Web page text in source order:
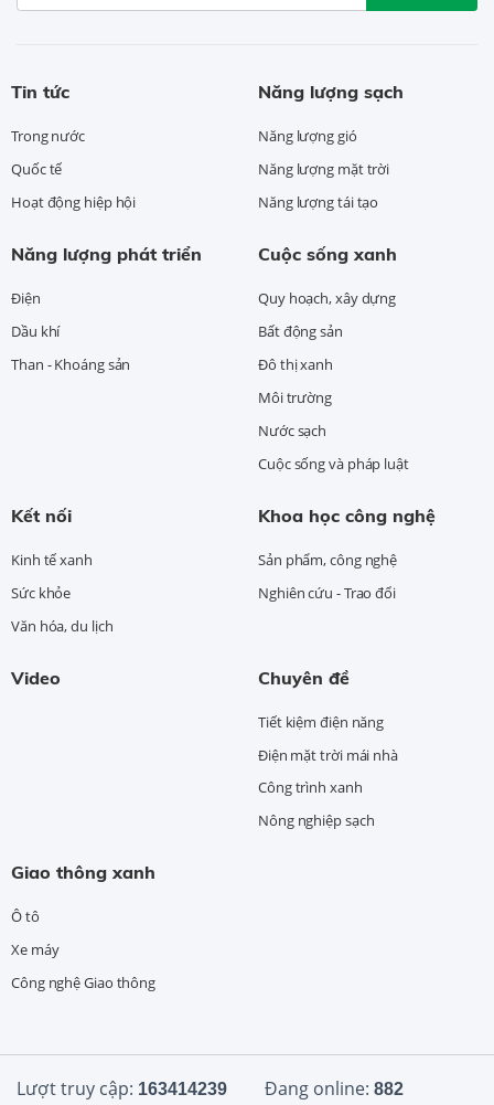
Tin tức
Trong nước
Quốc tế
Hoạt động hiệp hội
Năng lượng sạch
Năng lượng gió
Năng lượng mặt trời
Năng lượng tái tạo
Năng lượng phát triển
Điện
Dầu khí
Than - Khoáng sản
Cuộc sống xanh
Quy hoạch, xây dựng
Bất động sản
Đô thị xanh
Môi trường
Nước sạch
Cuộc sống và pháp luật
Kết nối
Kinh tế xanh
Sức khỏe
Văn hóa, du lịch
Khoa học công nghệ
Sản phẩm, công nghệ
Nghiên cứu - Trao đổi
Video Chuyên đề
Tiết kiệm điện năng
Điện mặt trời mái nhà
Công trình xanh
Nông nghiệp sạch
Giao thông xanh
Ô tô
Xe máy
Công nghệ Giao thông
Lượt truy cập: 163414239 Đang online: 882